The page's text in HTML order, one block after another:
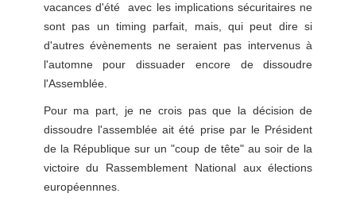
vacances d'été avec les implications sécuritaires ne
sont pas un timing parfait, mais, qui peut dire si
d'autres évènements ne seraient pas intervenus à
l'automne pour dissuader encore de dissoudre
l'Assemblée.
Pour ma part, je ne crois pas que la décision de
dissoudre l'assemblée ait été prise par le Président
de la République sur un "coup de tête" au soir de la
victoire du Rassemblement National aux élections
européennnes.